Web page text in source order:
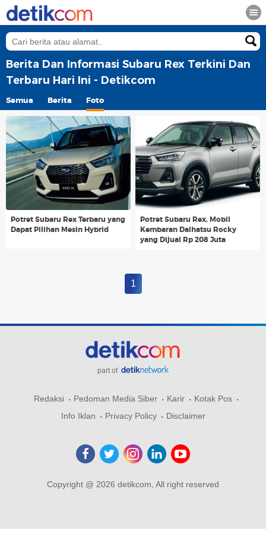
Berita Dan Informasi Subaru Rex Terkini Dan
Terbaru Hari Ini - Detikcom
Semua Berita Foto
Potret Subaru Rex Terbaru yang
Dapat Pilihan Mesin Hybrid
Potret Subaru Rex, Mobil
Kembaran Daihatsu Rocky
yang Dijual Rp 208 Juta
1
part of
Redaksi Pedoman Media Siber Karir
Kotak Pos
Info Iklan
Privacy Policy Disclaimer
Copyright @ 2026 detikcom, All right reserved